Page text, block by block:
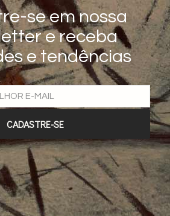
se em nossa
e receba
e tendências